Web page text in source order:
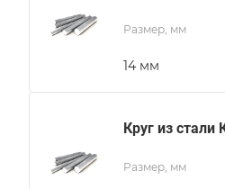
Размер, мм
14 мм
Круг из стали
Размер, мм